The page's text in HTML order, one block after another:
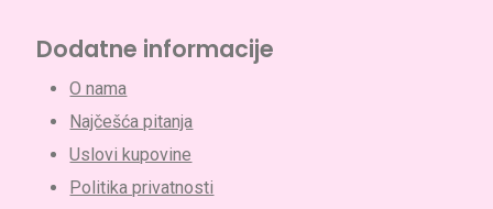
Dodatne informacije
O nama
Najčešća pitanja
Uslovi kupovine
Politika privatnosti